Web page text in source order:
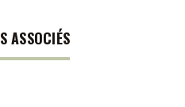
ASSOCIÉS